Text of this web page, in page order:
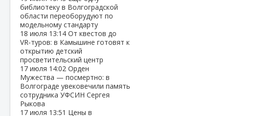
библиотеку в Волгоградской
области переоборудуют по
модельному стандарту
18 июля 13:14 От квестов до
VR‑туров: в Камышине готовят к
открытию детский
просветительский центр
17 июля 14:02 Орден
Мужества — посмертно: в
Волгограде увековечили память
сотрудника УФСИН Сергея
Рыкова
17 июля 13:51 Цены в